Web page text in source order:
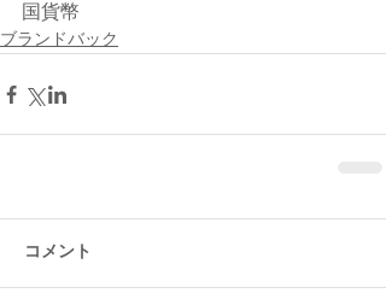
国貨幣
ブランドバック
コメント